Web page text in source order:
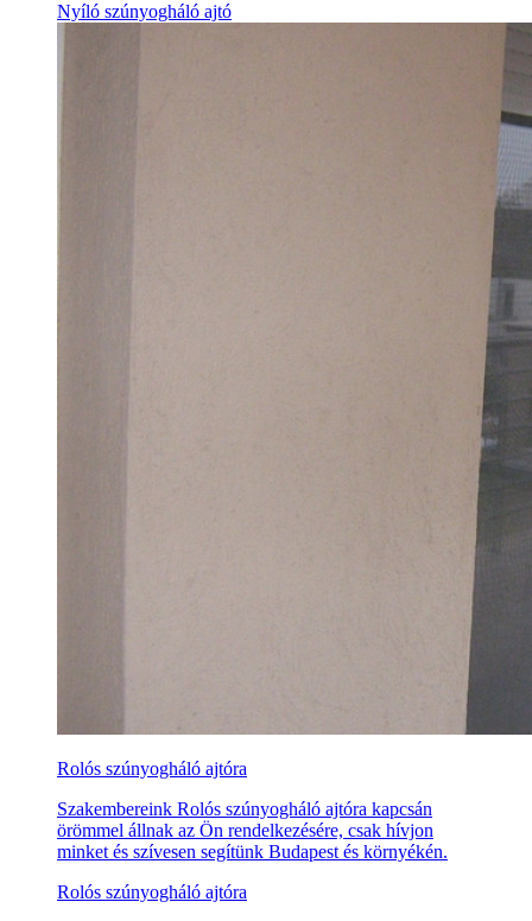
Nyíló szúnyogháló ajtó
Rolós szúnyogháló ajtóra
Szakembereink Rolós szúnyogháló ajtóra kapcsán
örömmel állnak az Ön rendelkezésére, csak hívjon
minket és szívesen segítünk Budapest és környékén.
Rolós szúnyogháló ajtóra